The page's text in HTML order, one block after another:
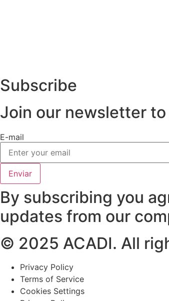
Subscribe
Join our newsletter
E-mail
Enviar
By subscribing you
updates from our
© 2025 ACADI. All
Privacy Policy
Terms of Service
Cookies Settings